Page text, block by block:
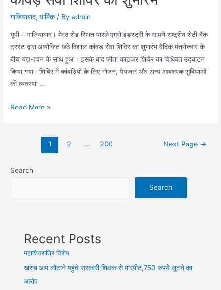
गाजियाबाद,धार्मिक/ Byadmin
यूपी – गाजियाबाद। मेरठ रोड स्थित पारले एग्रो इंडस्ट्री के सामने राष्ट्रीय रोटी बैंक
ट्रस्ट द्वारा आयोजित छठे विशाल कांवड़ सेवा शिविर का शुभारंभ वैदिक मंत्रोच्चार के
बीच यज्ञ-हवन के साथ हुआ। इसके बाद फीता काटकर शिविर का विधिवत उद्घाटन
किया गया। शिविर में कांवड़ियों के लिए भोजन, पेयजल और अन्य आवश्यक सुविधाओं
की व्यवस्था …
राष्ट्रीय
छठे
शुभारंभ
Read More »
1 2 … 200 Next Page →
Search
Search
Recent Posts
महाशिवरात्रि विशेष
खराब आम लौटाने पहुंचे सरकारी शिक्षक से मारपीट,750 रुपये लूटने का
आरोप